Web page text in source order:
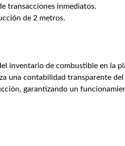
transacciones inmediatos.
de 2 metros.
inventario de combustible en la
una contabilidad transparente
garantizando un